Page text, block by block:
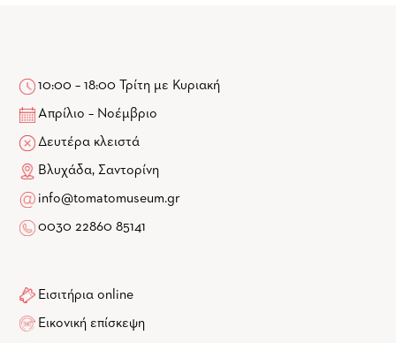
10:00 – 18:00 Τρίτη με Κυριακή
Απρίλιο – Νοέμβριο
Δευτέρα κλειστά
Βλυχάδα, Σαντορίνη
info@tomatomuseum.gr
0030 22860 85141
Εισιτήρια online
Εικονική επίσκεψη